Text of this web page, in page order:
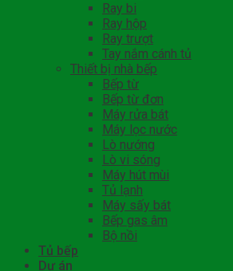
Ray bi
Ray hộp
Ray trượt
Tay nắm cánh tủ
Thiết bị nhà bếp
Bếp từ
Bếp từ đơn
Máy rửa bát
Máy lọc nước
Lò nướng
Lò vi sóng
Máy hút mùi
Tủ lạnh
Máy sấy bát
Bếp gas âm
Bộ nồi
Tủ bếp
Dự án